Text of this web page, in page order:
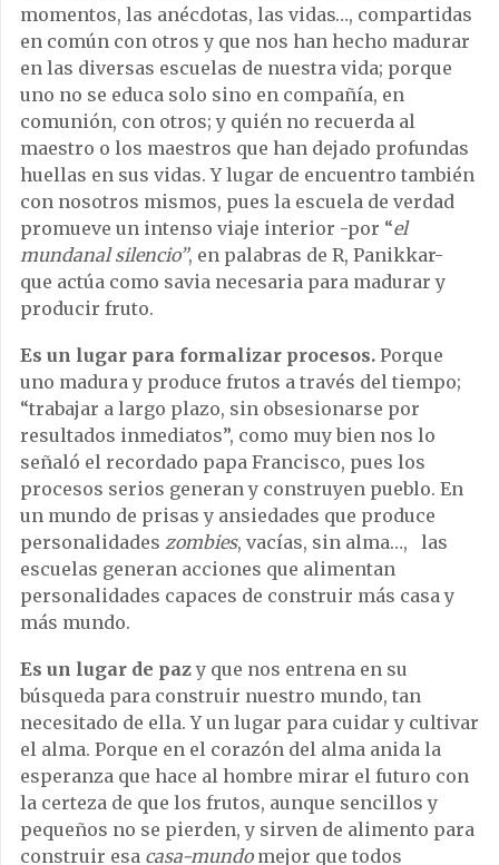
momentos, las anécdotas, las vidas…, compartidas
en común con otros y que nos han hecho madurar
en las diversas escuelas de nuestra vida; porque
uno no se educa solo sino en compañía, en
comunión, con otros; y quién no recuerda al
maestro o los maestros que han dejado profundas
huellas en sus vidas. Y lugar de encuentro también
con nosotros mismos, pues la escuela de verdad
promueve un intenso viaje interior -por “el
mundanal silencio”, en palabras de R, Panikkar-
que actúa como savia necesaria para madurar y
producir fruto.
Es un lugar para formalizar procesos. Porque
uno madura y produce frutos a través del tiempo;
“trabajar a largo plazo, sin obsesionarse por
resultados inmediatos”, como muy bien nos lo
señaló el recordado papa Francisco, pues los
procesos serios generan y construyen pueblo. En
un mundo de prisas y ansiedades que produce
personalidades zombies, vacías, sin alma…, las
escuelas generan acciones que alimentan
personalidades capaces de construir más casa y
más mundo.
Es un lugar de pazy que nos entrena en su
búsqueda para construir nuestro mundo, tan
necesitado de ella. Y un lugar para cuidar y cultivar
el alma. Porque en el corazón del alma anida la
esperanza que hace al hombre mirar el futuro con
la certeza de que los frutos, aunque sencillos y
pequeños no se pierden, y sirven de alimento para
construir esa casa-mundomejor que todos